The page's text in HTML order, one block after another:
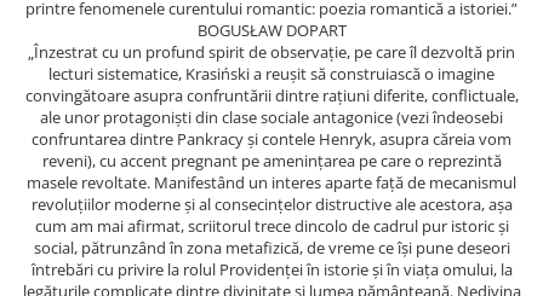
Noutăți
Cărți
Reviste
Reviste
Capital
Evenimentul Istoric
Evenimentul istoric - editii
printre fenomenele curentului romantic: poezia romantică a istoriei.”
BOGUSŁAW DOPART
„Înzestrat cu un profund spirit de observație, pe care îl dezvoltă prin
lecturi sistematice, Krasiński a reușit să construiască o imagine
convingătoare asupra confruntării dintre rațiuni diferite, conflictuale,
ale unor protagoniști din clase sociale antagonice (vezi îndeosebi
confruntarea dintre Pankracy și contele Henryk, asupra căreia vom
reveni), cu accent pregnant pe amenințarea pe care o reprezintă
masele revoltate. Manifestând un interes aparte față de mecanismul
revoluțiilor moderne și al consecințelor distructive ale acestora, așa
cum am mai afirmat, scriitorul trece dincolo de cadrul pur istoric și
social, pătrunzând în zona metafizică, de vreme ce își pune deseori
întrebări cu privire la rolul Providenței în istorie și în viața omului, la
legăturile complicate dintre divinitate și lumea pământeană. Nedivina